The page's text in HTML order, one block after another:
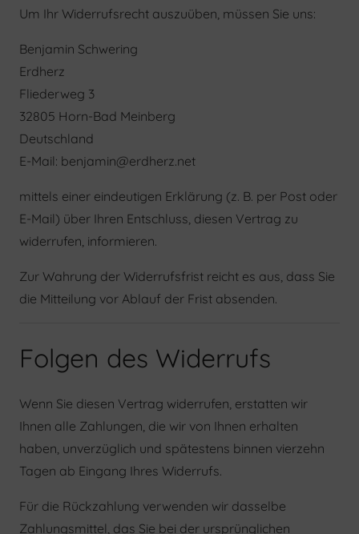
Um Ihr Widerrufsrecht auszuüben, müssen Sie uns:
Benjamin Schwering
Erdherz
Fliederweg 3
32805 Horn-Bad Meinberg
Deutschland
E-Mail: benjamin@erdherz.net
mittels einer eindeutigen Erklärung (z. B. per Post oder
E-Mail) über Ihren Entschluss, diesen Vertrag zu
widerrufen, informieren.
Zur Wahrung der Widerrufsfrist reicht es aus, dass Sie
die Mitteilung vor Ablauf der Frist absenden.
Folgen des Widerrufs
Wenn Sie diesen Vertrag widerrufen, erstatten wir
Ihnen alle Zahlungen, die wir von Ihnen erhalten
haben, unverzüglich und spätestens binnen vierzehn
Tagen ab Eingang Ihres Widerrufs.
Für die Rückzahlung verwenden wir dasselbe
Zahlungsmittel, das Sie bei der ursprünglichen